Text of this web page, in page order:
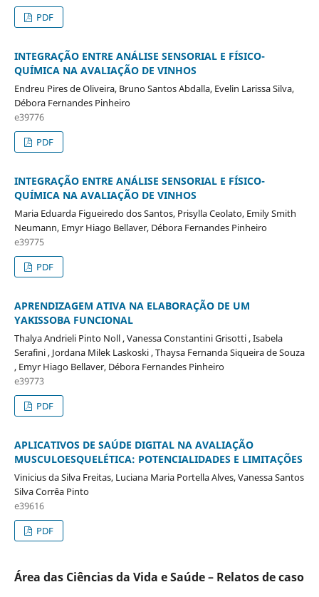
PDF
INTEGRAÇÃO ENTRE ANÁLISE SENSORIAL E FÍSICO-
QUÍMICA NA AVALIAÇÃO DE VINHOS
Endreu Pires de Oliveira, Bruno Santos Abdalla, Evelin Larissa Silva,
Débora Fernandes Pinheiro
e39776
PDF
INTEGRAÇÃO ENTRE ANÁLISE SENSORIAL E FÍSICO-
QUÍMICA NA AVALIAÇÃO DE VINHOS
Maria Eduarda Figueiredo dos Santos, Prisylla Ceolato, Emily Smith
Neumann, Emyr Hiago Bellaver, Débora Fernandes Pinheiro
e39775
PDF
APRENDIZAGEM ATIVA NA ELABORAÇÃO DE UM
YAKISSOBA FUNCIONAL
Thalya Andrieli Pinto Noll , Vanessa Constantini Grisotti , Isabela
Serafini , Jordana Milek Laskoski , Thaysa Fernanda Siqueira de Souza
, Emyr Hiago Bellaver, Débora Fernandes Pinheiro
e39773
PDF
APLICATIVOS DE SAÚDE DIGITAL NA AVALIAÇÃO
MUSCULOESQUELÉTICA: POTENCIALIDADES E LIMITAÇÕES
Vinicius da Silva Freitas, Luciana Maria Portella Alves, Vanessa Santos
Silva Corrêa Pinto
e39616
PDF
Área das Ciências da Vida e Saúde – Relatos de caso